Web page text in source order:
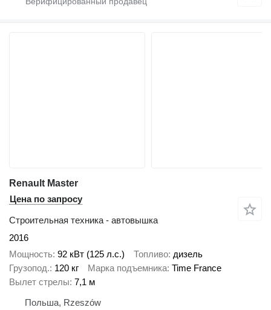
Renault Master
Цена по запросу
Строительная техника - автовышка
2016
Мощность 92 кВт (125 л.с.) Топливо дизель
Грузопод. 120 кг Марка подъемника Time France
Вылет стрелы 7,1 м
Польша, Rzeszów